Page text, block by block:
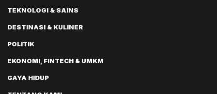
TEKNOLOGI & SAINS
DESTINASI & KULINER
POLITIK
EKONOMI, FINTECH & UMKM
GAYA HIDUP